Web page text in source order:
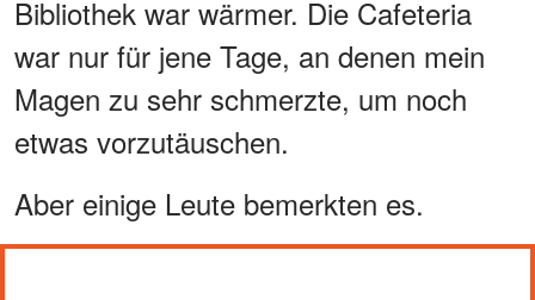
Bibliothek war wärmer. Die Cafeteria
war nur für jene Tage, an denen mein
Magen zu sehr schmerzte, um noch
etwas vorzutäuschen.
Aber einige Leute bemerkten es.